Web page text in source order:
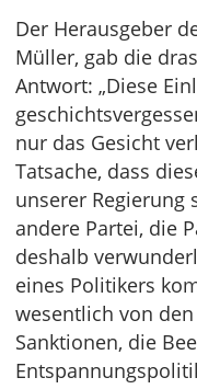
Der Herausgeber
Müller, gab die
Antwort: „Diese
nur das Gesicht
Tatsache, dass
unserer Regierung
andere Partei, die
deshalb
eines Politikers
wesentlich von
Sanktionen, die